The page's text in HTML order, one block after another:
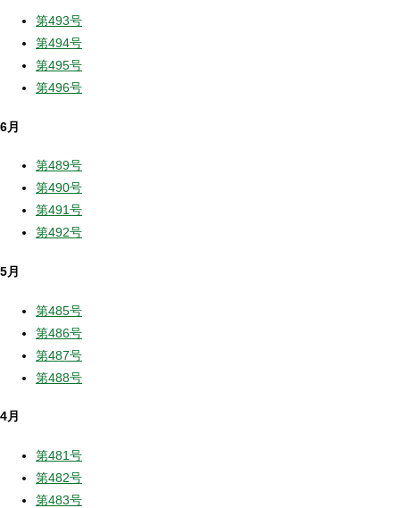
第493号
第494号
第495号
第496号
6月
第489号
第490号
第491号
第492号
5月
第485号
第486号
第487号
第488号
4月
第481号
第482号
第483号